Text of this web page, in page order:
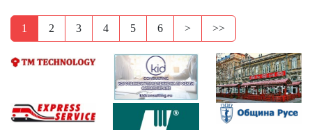
1 2 3 4 5 6 > >>